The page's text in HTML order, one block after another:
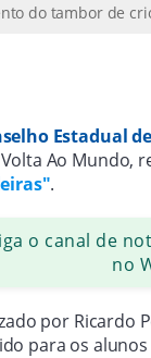
do tambor de
Estadual
Ao Mundo,
.
o canal de
no
por Ricardo
para os